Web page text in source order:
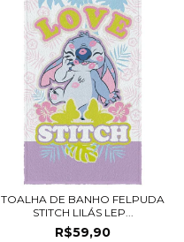
TOALHA DE BANHO FELPUDA
STITCH LILÁS LEP...
R$59,90